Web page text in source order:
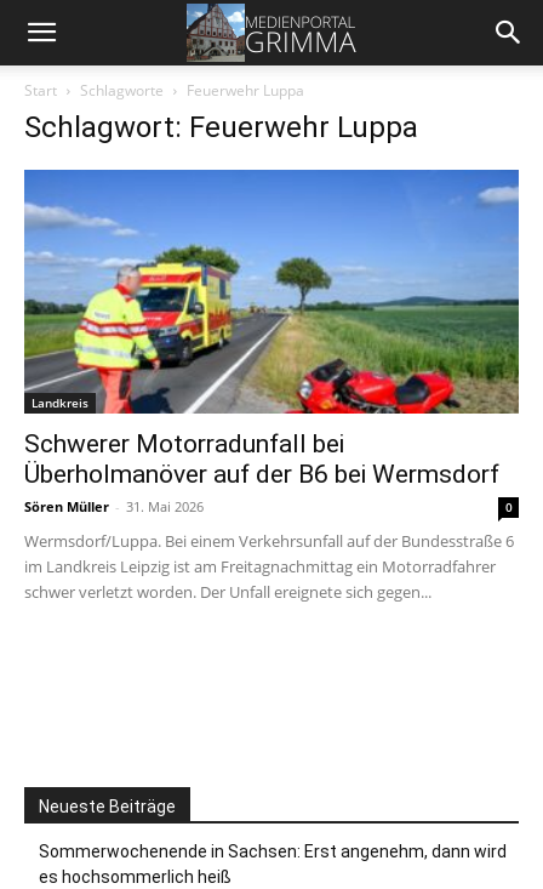
Start Schlagworte Feuerwehr Luppa
Schlagwort: Feuerwehr Luppa
Landkreis
Schwerer Motorradunfall bei
Überholmanöver auf der B6 bei Wermsdorf
Sören Müller - 31. Mai 2026 0
Wermsdorf/Luppa. Bei einem Verkehrsunfall auf der Bundesstraße 6
im Landkreis Leipzig ist am Freitagnachmittag ein Motorradfahrer
schwer verletzt worden. Der Unfall ereignete sich gegen...
Neueste Beiträge
Sommerwochenende in Sachsen: Erst angenehm, dann wird
es hochsommerlich heiß